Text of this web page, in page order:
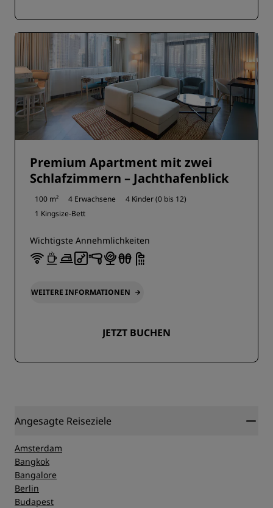
Premium Apartment mit zwei
Schlafzimmern – Jachthafenblick
100 m² 4 Erwachsene
4 Kinder (0 bis 12)
1 Kingsize-Bett
Wichtigste Annehmlichkeiten
WEITERE INFORMATIONEN
JETZT BUCHEN
Angesagte Reiseziele
Amsterdam
Bangkok
Bangalore
Berlin
Budapest